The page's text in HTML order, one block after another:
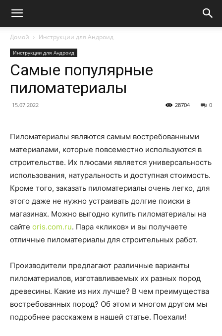
Домой Инструкции для Андроид
Инструкции для Андроид
Самые популярные
пиломатериалы
15.07.2022 0
28704
Пиломатериалы являются самым востребованными
материалами, которые повсеместно используются в
строительстве. Их плюсами является универсальность
использования, натуральность и доступная стоимость.
Кроме того, заказать пиломатериалы очень легко, для
этого даже не нужно устраивать долгие поиски в
магазинах. Можно выгодно купить пиломатериалы на
сайте oris.com.ru. Пара «кликов» и вы получаете
отличные пиломатериалы для строительных работ.
Производители предлагают различные варианты
пиломатериалов, изготавливаемых их разных пород
древесины. Какие из них лучше? В чем преимущества
востребованных пород? Об этом и многом другом мы
подробнее расскажем в нашей статье. Поехали!